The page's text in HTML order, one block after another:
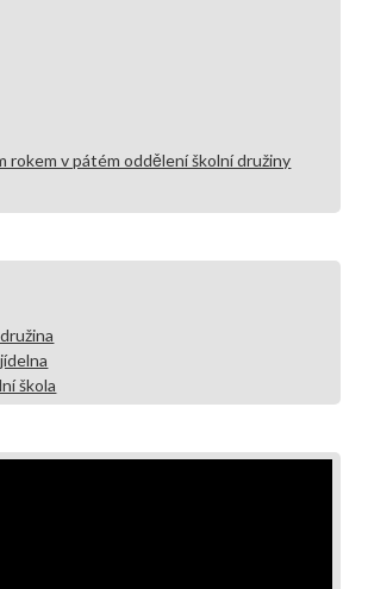
rokem v pátém oddělení školní družiny
škola